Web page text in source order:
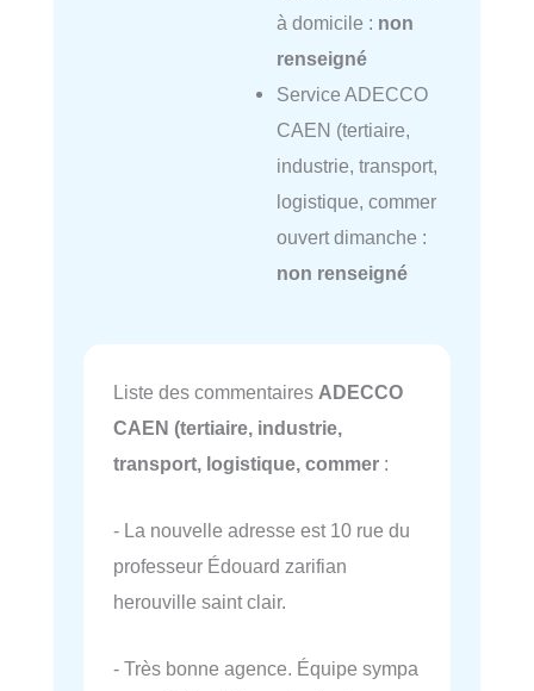
à domicile : non
renseigné
Service ADECCO
CAEN (tertiaire,
industrie, transport,
logistique, commer
ouvert dimanche :
non renseigné
Liste des commentaires ADECCO
CAEN (tertiaire, industrie,
transport, logistique, commer :
- La nouvelle adresse est 10 rue du
professeur Édouard zarifian
herouville saint clair.
- Très bonne agence. Équipe sympa